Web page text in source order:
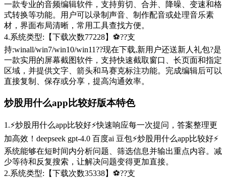
一款专业的音频编辑软件，支持剪切、合并、降噪、变速和格
式转换等功能。用户可以录制声音、制作配音或处理音乐素
材，界面布局清晰，常用工具查找方便。
4.系统类型:【下载次数77228】⚽??支
持:winall/win7/win10/win11??现在下载,新用户还送新人礼包?是
一款实用的屏幕截图软件，支持快速截取窗口、长页面和指定
区域，并提供文字、箭头和马赛克标注功能。完成编辑后可以
直接复制、保存或分享，提高沟通效率。
炒股用什么app比较好版本特色
1.⚡炒股用什么app比较好⚡快速响应每一次提问，答案整理更
加高效！deepseek gpt-4.0 百度ai 豆包⚡炒股用什么app比较好⚡
系统能够在短时间内分析问题、筛选信息并输出重点内容。减
少等待和反复搜索，让解决问题变得更加直接。
2.系统类型:【下载次数35338】⚽??支